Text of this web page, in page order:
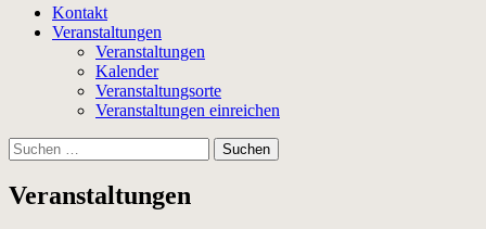
Kontakt
Veranstaltungen
Veranstaltungen
Kalender
Veranstaltungsorte
Veranstaltungen einreichen
Suchen
nach:
Veranstaltungen